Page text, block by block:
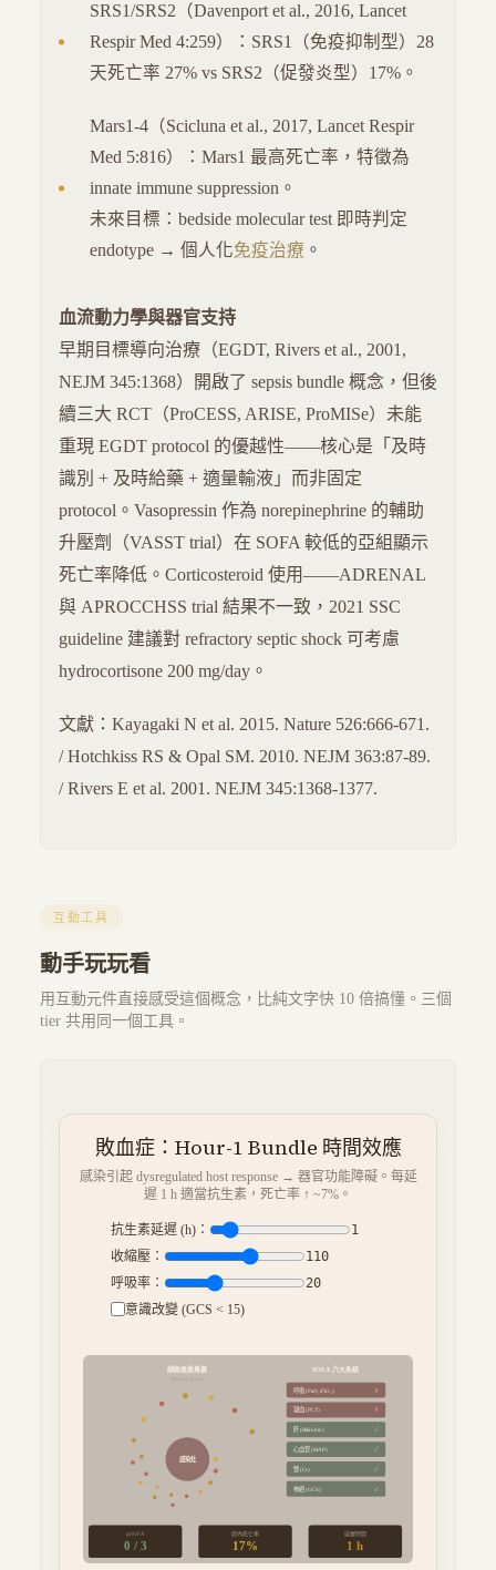
SRS1/SRS2（Davenport et al., 2016, Lancet
Respir Med 4:259）：SRS1（免疫抑制型）28
天死亡率 27% vs SRS2（促發炎型）17%。
Mars1-4（Scicluna et al., 2017, Lancet Respir
Med 5:816）：Mars1 最高死亡率，特徵為
innate immune suppression。
未來目標：bedside molecular test 即時判定
endotype → 個人化免疫治療 。
血流動力學與器官支持
早期目標導向治療（EGDT, Rivers et al., 2001,
NEJM 345:1368）開啟了 sepsis bundle 概念，但後
續三大 RCT（ProCESS, ARISE, ProMISe）未能
重現 EGDT protocol 的優越性——核心是「及時
識別 + 及時給藥 + 適量輸液」而非固定
protocol。Vasopressin 作為 norepinephrine 的輔助
升壓劑（VASST trial）在 SOFA 較低的亞組顯示
死亡率降低。Corticosteroid 使用——ADRENAL
與 APROCCHSS trial 結果不一致，2021 SSC
guideline 建議對 refractory septic shock 可考慮
hydrocortisone 200 mg/day。
文獻：Kayagaki N et al. 2015. Nature 526:666-671.
/ Hotchkiss RS & Opal SM. 2010. NEJM 363:87-89.
/ Rivers E et al. 2001. NEJM 345:1368-1377.
互動工具
動手玩玩看
用互動元件直接感受這個概念，比純文字快 10 倍搞懂。三個
tier 共用同一個工具。
敗血症：Hour-1 Bundle 時間效應
感染引起 dysregulated host response → 器官功能障礙。每延
遲 1 h 適當抗生素，死亡率 ↑ ~7%。
抗生素延遲 (h)：
1
收縮壓：
110
呼吸率：
20
意識改變 (GCS < 15)
細胞激素風暴
感染灶
SOFA 六大系統
呼吸 (PaO₂/FiO₂) ✗
凝血 (PLT) ✗
肝 (Bilirubin) ✓
心血管 (MAP) ✓
腎 (Cr) ✓
神經 (GCS) ✓
qSOFA
0 / 3
院內死亡率
17%
延遲時間
1 h